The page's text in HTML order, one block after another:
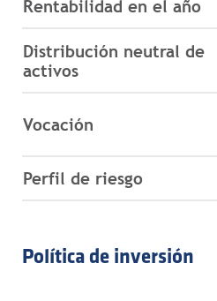
Rentabilidad en el año
Distribución neutral de
activos
Vocación
Perfil de riesgo
Política de inversión